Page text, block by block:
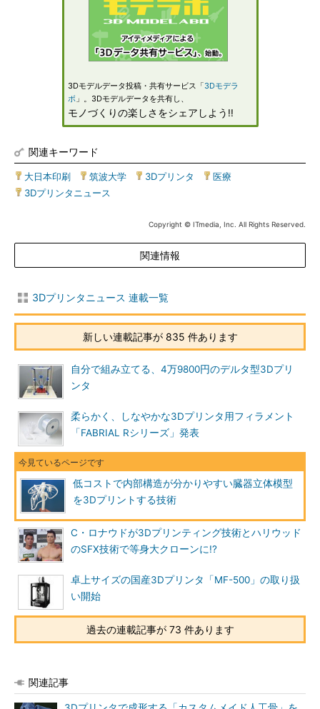
3Dモデルデータ投稿・共有サービス「3Dモデラ
ボ」。3Dモデルデータを共有し、
モノづくりの楽しさをシェアしよう!!
関連キーワード
大日本印刷 筑波大学 3Dプリンタ 医療
3Dプリンタニュース
Copyright © ITmedia, Inc. All Rights Reserved.
関連情報
3Dプリンタニュース 連載一覧
新しい連載記事が 835 件あります
自分で組み立てる、4万9800円のデルタ型3Dプリ
ンタ
柔らかく、しなやかな3Dプリンタ用フィラメント
「FABRIAL Rシリーズ」発表
低コストで内部構造が分かりやすい臓器立体模型
を3Dプリントする技術
C・ロナウドが3Dプリンティング技術とハリウッド
のSFX技術で等身大クローンに!?
卓上サイズの国産3Dプリンタ「MF-500」の取り扱
い開始
過去の連載記事が 73 件あります
関連記事